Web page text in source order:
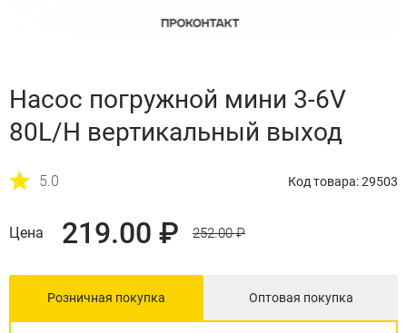
Насос погружной мини 3-6V
80L/H вертикальный выход
5.0 Код товара: 29503
Цена 219.00 ₽ 252.00 ₽
Розничная покупка Оптовая покупка